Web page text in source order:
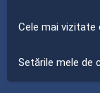
Cele mai vizitate
Setările mele de